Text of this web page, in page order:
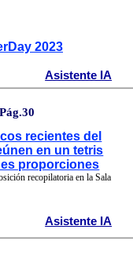
2023
Asistente IA
recientes del
en un tetris
proporciones
recopilatoria en la Sala
Asistente IA